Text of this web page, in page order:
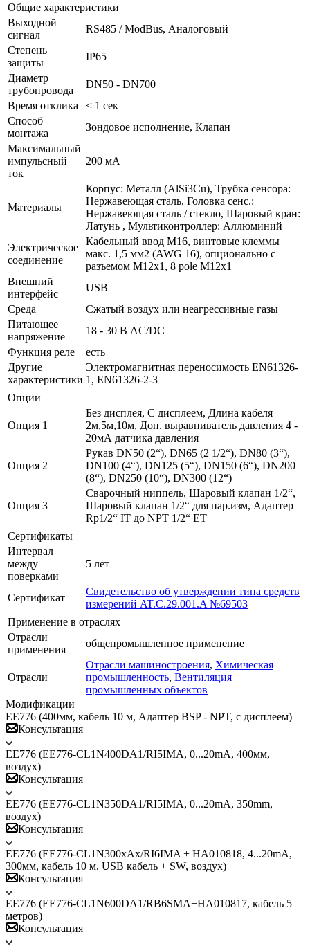
Общие характеристики
Выходной
сигнал
RS485 / ModBus, Аналоговый
Степень
защиты
IP65
Диаметр
трубопровода
DN50 - DN700
Время отклика
< 1 сек
Способ
монтажа
Зондовое исполнение, Клапан
Максимальный
импульсный
ток
200 мА
Материалы
Корпус: Металл (AlSi3Cu), Трубка сенсора:
Нержавеющая сталь, Головка сенс.:
Нержавеющая сталь / стекло, Шаровый кран:
Латунь , Мультиконтроллер: Аллюминий
Электрическое
соединение
Кабельный ввод M16, винтовые клеммы
макс. 1,5 мм2 (AWG 16), опционально с
разъемом M12x1, 8 pole M12x1
Внешний
интерфейс
USB
Среда
Сжатый воздух или неагрессивные газы
Питающее
напряжение
18 - 30 В AC/DC
Функция реле
есть
Другие
характеристики
Электромагнитная переносимость EN61326-
1, EN61326-2-3
Опции
Опция 1
Без дисплея, С дисплеем, Длина кабеля
2м,5м,10м, Доп. выравниватель давления 4 -
20мА датчика давления
Опция 2
Рукав DN50 (2“), DN65 (2 1/2“), DN80 (3“),
DN100 (4“), DN125 (5“), DN150 (6“), DN200
(8“), DN250 (10“), DN300 (12“)
Опция 3
Сварочный ниппель, Шаровый клапан 1/2“,
Шаровый клапан 1/2“ для пар.изм, Адаптер
Rp1/2“ IT до NPT 1/2“ ET
Сертификаты
Интервал
между
поверками
5 лет
Сертификат
Свидетельство об утверждении типа средств
измерений AT.C.29.001.A №69503
Применение в отраслях
Отрасли
применения
общепромышленное применение
Отрасли
Отрасли машиностроения, Химическая
промышленность, Вентиляция
промышленных объектов
Модификации
ЕЕ776 (400мм, кабель 10 м, Адаптер BSP - NPT, с дисплеем)
Консультация
ЕЕ776 (EE776-CL1N400DA1/RI5IMA, 0...20mA, 400мм,
воздух)
Консультация
ЕЕ776 (EE776-CL1N350DA1/RI5IMA, 0...20mA, 350mm,
воздух)
Консультация
ЕЕ776 (EE776-CL1N300xAx/RI6IMA + HA010818, 4...20mA,
300мм, кабель 10 м, USB кабель + SW, воздух)
Консультация
ЕЕ776 (EE776-CL1N600DА1/RB6SMA+HA010817, кабель 5
метров)
Консультация